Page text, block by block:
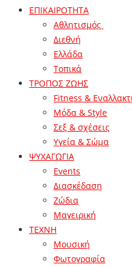
ΕΠΙΚΑΙΡΟΤΗΤΑ
Αθλητισμός
Διεθνή
Ελλάδα
Τοπικά
ΤΡΟΠΟΣ ΖΩΗΣ
Fitness &
Μόδα & Style
Σεξ & σχέσεις
Υγεία & Σώμα
ΨΥΧΑΓΩΓΙΑ
Events
Διασκέδαση
Ζώδια
Μαγειρική
ΤΕΧΝΗ
Μουσική
Φωτογραφία